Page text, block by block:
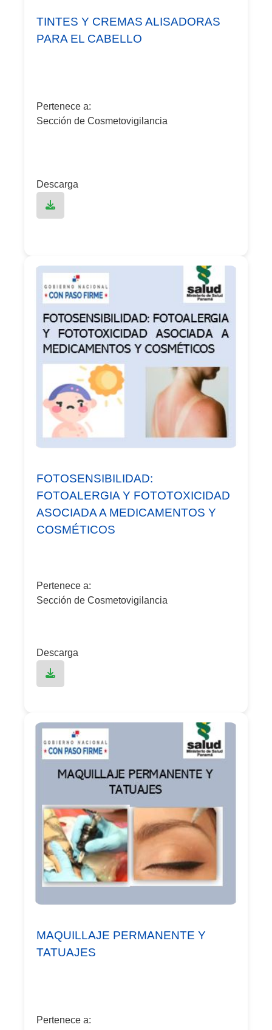
TINTES Y CREMAS ALISADORAS
PARA EL CABELLO
Pertenece a:
Sección de Cosmetovigilancia
Descarga
FOTOSENSIBILIDAD:
FOTOALERGIA Y FOTOTOXICIDAD
ASOCIADA A MEDICAMENTOS Y
COSMÉTICOS
Pertenece a:
Sección de Cosmetovigilancia
Descarga
MAQUILLAJE PERMANENTE Y
TATUAJES
Pertenece a: